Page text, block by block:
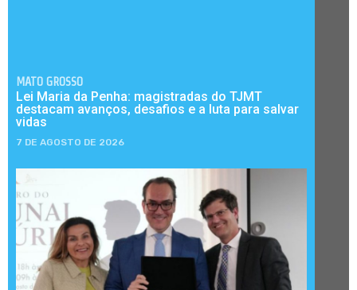
MATO GROSSO
Lei Maria da Penha: magistradas do TJMT
destacam avanços, desafios e a luta para salvar
vidas
7 DE AGOSTO DE 2026